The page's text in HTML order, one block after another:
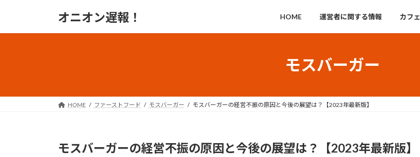
オニオン遅報！ HOME 運営者に関する情報 カフェ
モスバーガー
HOME ファーストフード モスバーガー モスバーガーの経営不振の原因と今後の展望は？【2023年最新版】
モスバーガーの経営不振の原因と今後の展望は？【2023年最新版】